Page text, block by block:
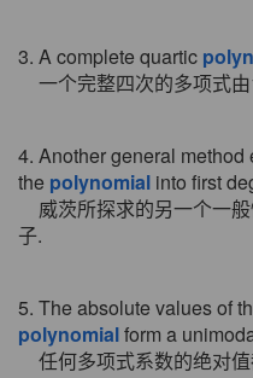
3. A complete quartic
一个完整四次的多项式
4. Another general
the polynomial into first
威茨所探求的另一个一
子.
5. The absolute values of
polynomialform a
任何多项式系数的绝对